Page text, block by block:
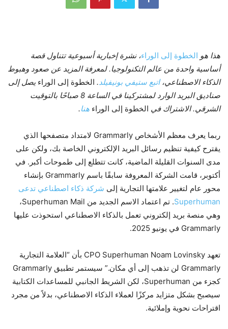
هذا هو الخطوة إلى الوراء، نشرة إخبارية أسبوعية تتناول قصة
أساسية واحدة من عالم التكنولوجيا. لمعرفة المزيد عن صعود وهبوط
الذكاء الاصطناعي،اتبع ستيفي بونيفيلد. الخطوة إلى الوراء يصل إلى
صناديق البريد الوارد لمشتركينا في الساعة 8 صباحًا بالتوقيت
الشرقي. الاشتراك في الخطوة إلى الوراء هنا.
ربما يعرف معظم الأشخاص Grammarly لامتداد متصفحها الذي
يقترح كيفية تنظيم رسائل البريد الإلكتروني الخاصة بك، ولكن على
مدى السنوات القليلة الماضية، كانت تتطلع إلى طموحات أكبر. في
أكتوبر، قامت الشركة المعروفة سابقًا باسم Grammarly بإنشاء
محور عام لتغيير علامتها التجارية إلى شركة ذكاء اصطناعي تدعى
Superhuman
. تم اعتماد الاسم الجديد من Superhuman Mail،
وهي منصة بريد إلكتروني تعمل بالذكاء الاصطناعي استحوذت عليها
Grammarly في يونيو 2025.
تعهد CPO Superhuman Noam Lovinsky بأن “العلامة التجارية
Grammarly لن تذهب إلى أي مكان.” سيستمر تطبيق Grammarly
كجزء من Superhuman، لكن الشريط الجانبي للمساعدات الكتابية
سيصبح بشكل متزايد مركزًا لعملاء الذكاء الاصطناعي، بدلاً من مجرد
اقتراحات نحوية وإملائية.